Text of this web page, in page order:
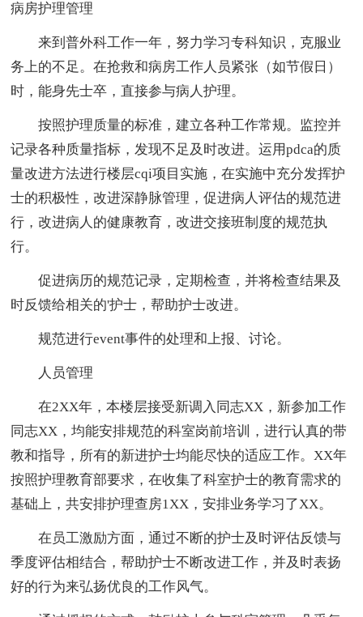
病房护理管理
来到普外科工作一年，努力学习专科知识，克服业
务上的不足。在抢救和病房工作人员紧张（如节假日）
时，能身先士卒，直接参与病人护理。
按照护理质量的标准，建立各种工作常规。监控并
记录各种质量指标，发现不足及时改进。运用pdca的质
量改进方法进行楼层cqi项目实施，在实施中充分发挥护
士的积极性，改进深静脉管理，促进病人评估的规范进
行，改进病人的健康教育，改进交接班制度的规范执
行。
促进病历的规范记录，定期检查，并将检查结果及
时反馈给相关的'护士，帮助护士改进。
规范进行event事件的处理和上报、讨论。
人员管理
在2XX年，本楼层接受新调入同志XX，新参加工作
同志XX，均能安排规范的科室岗前培训，进行认真的带
教和指导，所有的新进护士均能尽快的适应工作。XX年
按照护理教育部要求，在收集了科室护士的教育需求的
基础上，共安排护理查房1XX，安排业务学习了XX。
在员工激励方面，通过不断的护士及时评估反馈与
季度评估相结合，帮助护士不断改进工作，并及时表扬
好的行为来弘扬优良的工作风气。